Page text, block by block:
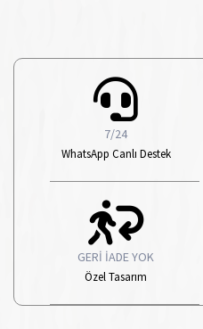
7/24
WhatsApp Canlı Destek
GERİ İADE YOK
Özel Tasarım